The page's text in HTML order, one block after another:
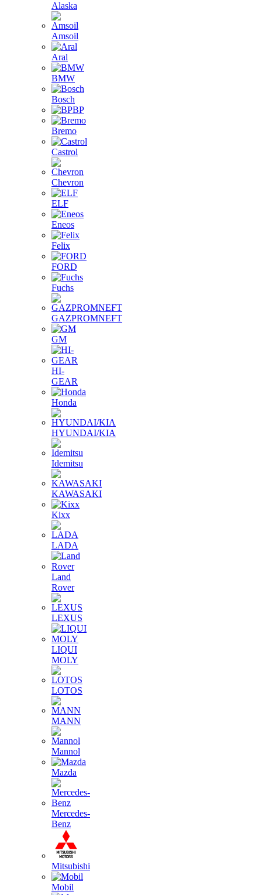
Alaska
Amsoil
Aral
BMW
Bosch
BP
Bremo
Castrol
Chevron
ELF
Eneos
Felix
FORD
Fuchs
GAZPROMNEFT
GM
HI-
GEAR
Honda
HYUNDAI/KIA
Idemitsu
KAWASAKI
Kixx
LADA
Land
Rover
LEXUS
LIQUI
MOLY
LOTOS
MANN
Mannol
Mazda
Mercedes-
Benz
Mitsubishi
Mobil